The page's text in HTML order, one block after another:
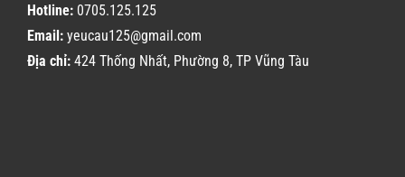
Hotline:0705.125.125
Email:yeucau125@gmail.com
Địa chỉ:424 Thống Nhất, Phường 8, TP Vũng Tàu